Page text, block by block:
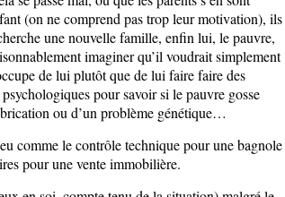
(on ne comprend pas trop leur motivation), ils
une nouvelle famille, enfin lui, le pauvre,
imaginer qu’il voudrait simplement
de lui plutôt que de lui faire faire des
pour savoir si le pauvre gosse
ou d’un problème génétique…
comme le contrôle technique pour une bagnole
pour une vente immobilière.